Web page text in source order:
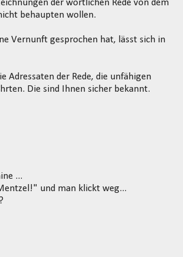
der wörtlichen Rede von dem
behaupten wollen.
Vernunft gesprochen hat, lässt sich in
Adressaten der Rede, die unfähigen
Die sind Ihnen sicher bekannt.
...
und man klickt weg...